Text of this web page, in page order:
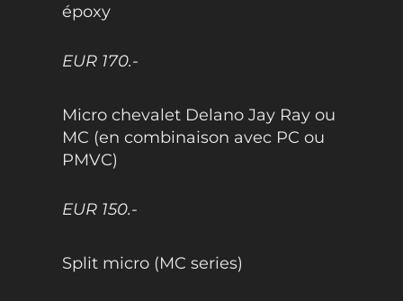
époxy
EUR 170.-
Micro chevalet Delano Jay Ray ou
MC (en combinaison avec PC ou
PMVC)
EUR 150.-
Split micro (MC series)